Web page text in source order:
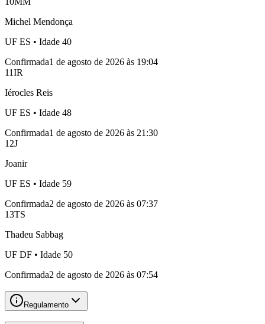
Michel Mendonça
UF ES • Idade 40
Confirmada1 de agosto de 2026 às 19:04
11IR
Iérocles Reis
UF ES • Idade 48
Confirmada1 de agosto de 2026 às 21:30
12J
Joanir
UF ES • Idade 59
Confirmada2 de agosto de 2026 às 07:37
13TS
Thadeu Sabbag
UF DF • Idade 50
Confirmada2 de agosto de 2026 às 07:54
Regulamento